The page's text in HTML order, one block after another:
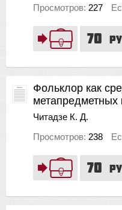
70
Просмотров: 227
70
Фольклор как
метапредметных
Читадзе К. Д.
Просмотров: 238